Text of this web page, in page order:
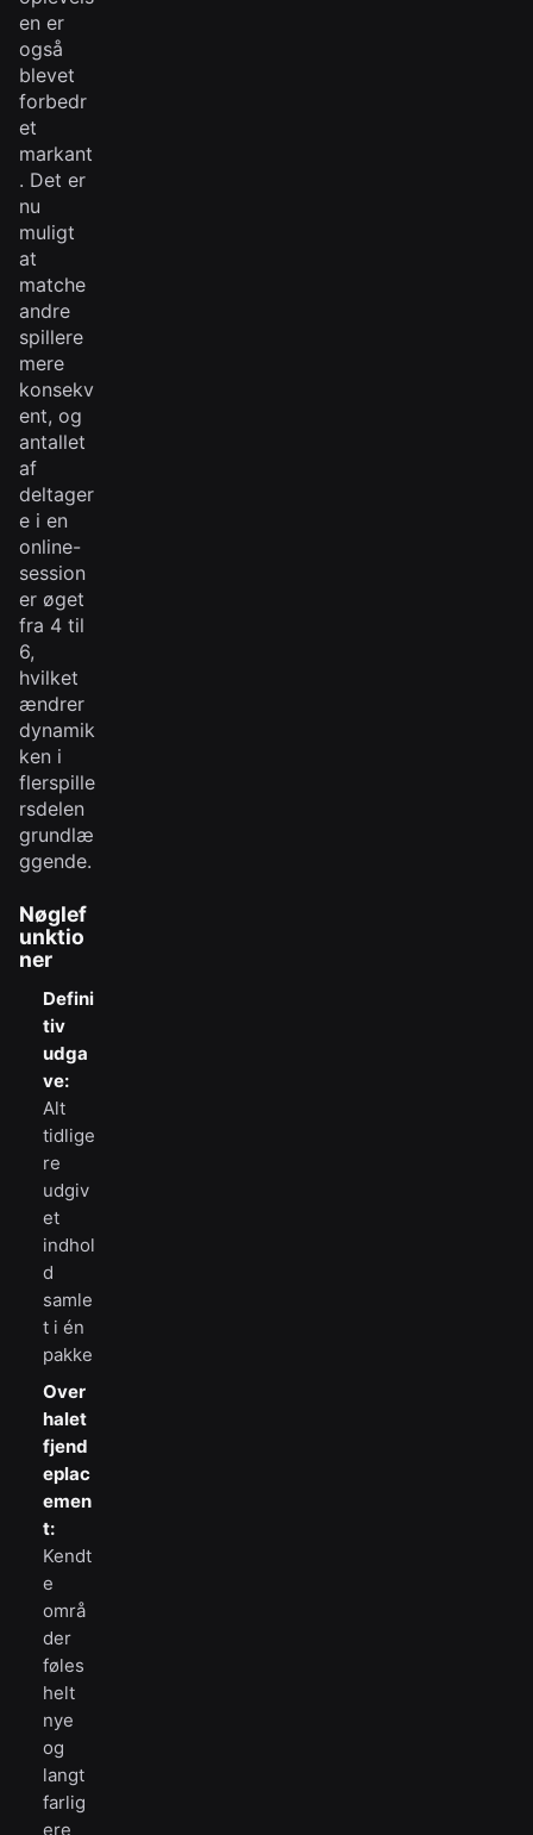
en er
også
blevet
forbedr
et
markant
. Det er
nu
muligt
at
matche
andre
spillere
mere
konsekv
ent, og
antallet
af
deltager
e i en
online-
session
er øget
fra 4 til
6,
hvilket
ændrer
dynamik
ken i
flerspille
rsdelen
grundlæ
ggende.
Nøglef
unktio
ner
Defini
tiv
udga
ve:
Alt
tidlige
re
udgiv
et
indhol
d
samle
t i én
pakke
Over
halet
fjend
eplac
emen
t:
Kendt
e
områ
der
føles
helt
nye
og
langt
farlig
ere